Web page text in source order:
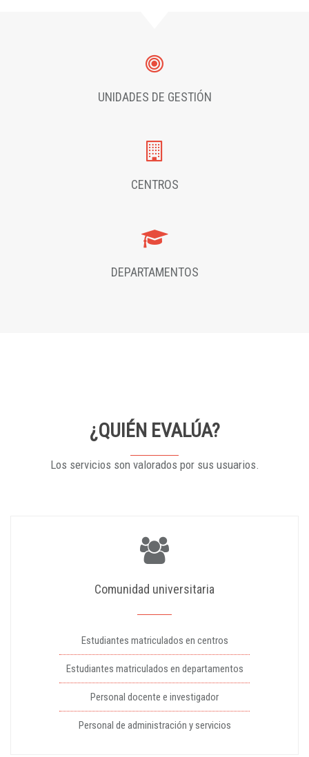
UNIDADES DE GESTIÓN
CENTROS
DEPARTAMENTOS
¿QUIÉN EVALÚA?
Los servicios son valorados por sus usuarios.
Comunidad universitaria
Estudiantes matriculados en centros
Estudiantes matriculados en departamentos
Personal docente e investigador
Personal de administración y servicios